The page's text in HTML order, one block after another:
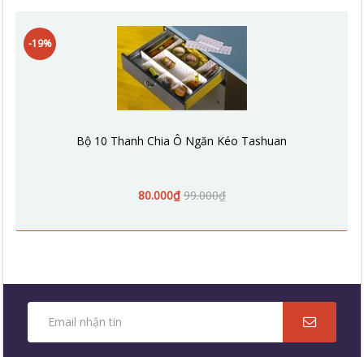
-19%
Bộ 10 Thanh Chia Ô Ngăn Kéo Tashuan
80.000₫ 99.000₫